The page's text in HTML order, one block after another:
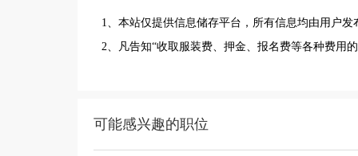
1、本站仅提供信息储存平台，所有信息均由用户
2、凡告知“收取服装费、押金、报名费等各种费用
可能感兴趣的职位